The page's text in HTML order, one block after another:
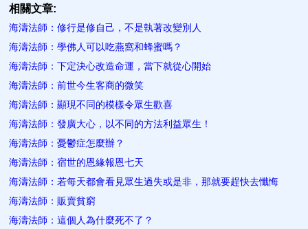
相關文章:
海濤法師：修行是修自己，不是執著改變別人
海濤法師：學佛人可以吃燕窩和蜂蜜嗎？
海濤法師：下定決心改造命運，當下就從心開始
海濤法師：前世今生客商的微笑
海濤法師：顯現不同的模樣令眾生歡喜
海濤法師：發廣大心，以不同的方法利益眾生！
海濤法師：憂鬱症怎麼辦？
海濤法師：宿世的恩緣報恩七天
海濤法師：若每天都會看見眾生過失或是非，那就要趕快去懺悔
海濤法師：販賣貧窮
海濤法師：這個人為什麼死不了？